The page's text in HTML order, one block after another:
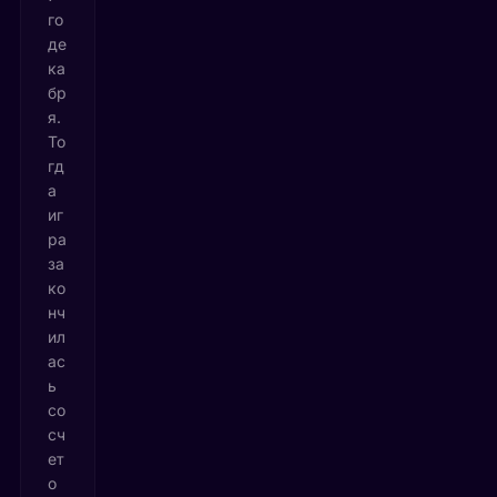
го
де
ка
бр
я.
То
гд
а
иг
ра
за
ко
нч
ил
ас
ь
со
сч
ет
о